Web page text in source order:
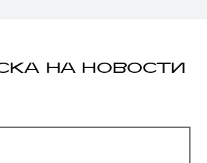
НА НОВОСТИ